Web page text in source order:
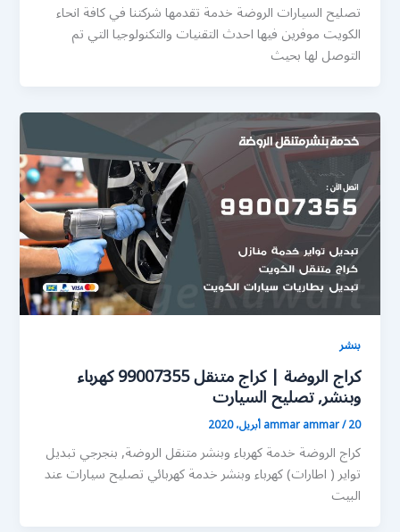
تصليح السيارات الروضة خدمة تقدمها شركتنا في كافة انحاء
الكويت موفرين فيها احدث التقنيات والتكنولوجيا التي تم
التوصل لها بحيث
بنشر
كراج الروضة | كراج متنقل 99007355 كهرباء
وبنشر, تصليح السيارت
ammar ammar/20 أبريل، 2020
كراج الروضة خدمة كهرباء وبنشر متنقل الروضة, بنجرجي تبديل
تواير ( اطارات) كهرباء وبنشر خدمة كهربائي تصليح سيارات عند
البيت